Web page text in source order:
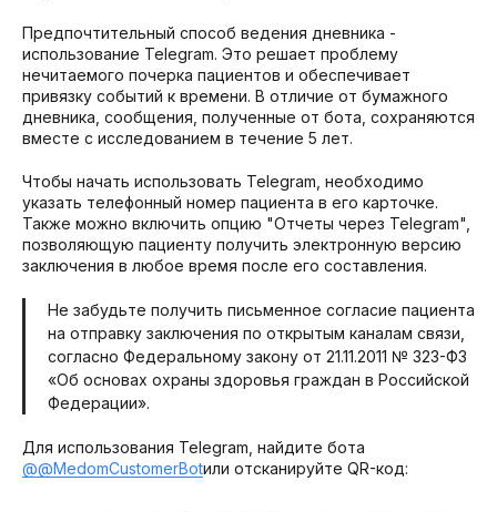
Предпочтительный способ ведения дневника -
использование Telegram. Это решает проблему
нечитаемого почерка пациентов и обеспечивает
привязку событий к времени. В отличие от бумажного
дневника, сообщения, полученные от бота, сохраняются
вместе с исследованием в течение 5 лет.
Чтобы начать использовать Telegram, необходимо
указать телефонный номер пациента в его карточке.
Также можно включить опцию "Отчеты через Telegram",
позволяющую пациенту получить электронную версию
заключения в любое время после его составления.
Не забудьте получить письменное согласие пациента
на отправку заключения по открытым каналам связи,
согласно Федеральному закону от 21.11.2011 № 323-ФЗ
«Об основах охраны здоровья граждан в Российской
Федерации».
Для использования Telegram, найдите бота
@@MedomCustomerBotили отсканируйте QR-код: